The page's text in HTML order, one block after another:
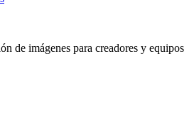
de imágenes para creadores y equipos